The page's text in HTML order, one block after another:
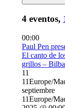
4 eventos,
00:00
Paul Pen
El canto de
grillos –
11
11Europe/
septiembre
11Europe/